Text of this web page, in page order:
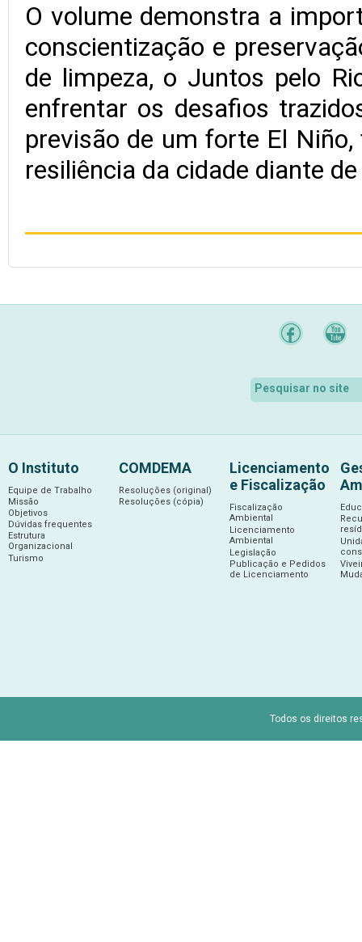
O volume demonstra a
conscientização e
de limpeza, o Juntos pelo
enfrentar os desafios
previsão de um forte El
resiliência da cidade diante
O Instituto
Equipe de Trabalho
Missão
Objetivos
Dúvidas frequentes
Estrutura
Organizacional
Turismo
COMDEMA
Resoluções (original)
Resoluções (cópia)
Licenciamento
e Fiscalização
Fiscalização
Ambiental
Licenciamento
Ambiental
Legislação
Publicação e Pedidos
de Licenciamento
Todos os direitos